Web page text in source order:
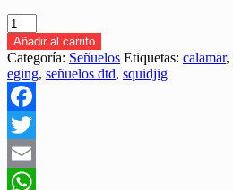
SEÑUELO
DTD
2.5
NANO
PINK
HEAD
"EGING
CALAMAR"
cantidad
Añadir al carrito
Categoría: Señuelos Etiquetas: calamar,
eging, señuelos dtd, squidjig
Facebook
Twitter
Email